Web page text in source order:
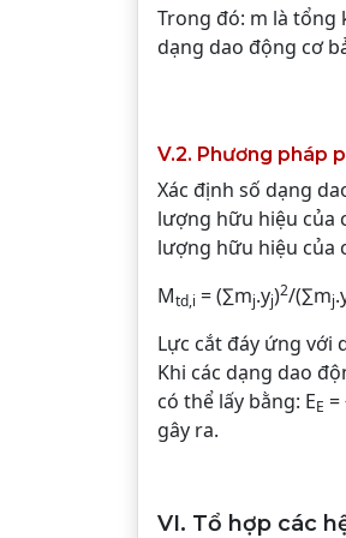
Trong đó: m là tổng
dạng dao động cơ
V.2. Phương pháp
Xác định số dạng
lượng hữu hiệu của
lượng hữu hiệu của
Mtd,i = (∑mj.yj)2/(∑mj
Lực cắt đáy ứng với
Khi các dạng dao
có thể lấy bằng: EE =
gây ra.
VI. Tổ hợp các